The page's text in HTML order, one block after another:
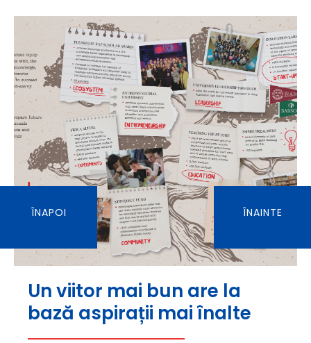
Un viitor mai bun are la
bază aspirații mai înalte
ÎNAPOI ÎNAINTE